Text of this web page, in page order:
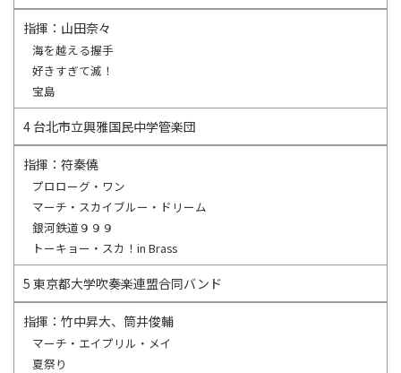
指揮：山田奈々
海を越える握手
好きすぎて滅！
宝島
4 台北市立興雅国民中学管楽団
指揮：符秦僥
プロローグ・ワン
マーチ・スカイブルー・ドリーム
銀河鉄道９９９
トーキョー・スカ！in Brass
5 東京都大学吹奏楽連盟合同バンド
指揮：竹中昇大、筒井俊輔
マーチ・エイプリル・メイ
夏祭り